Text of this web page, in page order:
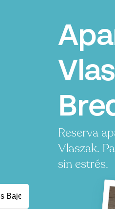
Reserva
Vlaszak.
sin estrés.